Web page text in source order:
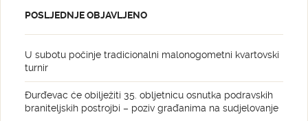
POSLJEDNJE OBJAVLJENO
U subotu počinje tradicionalni malonogometni kvartovski
turnir
Đurđevac će obilježiti 35. obljetnicu osnutka podravskih
braniteljskih postrojbi – poziv građanima na sudjelovanje